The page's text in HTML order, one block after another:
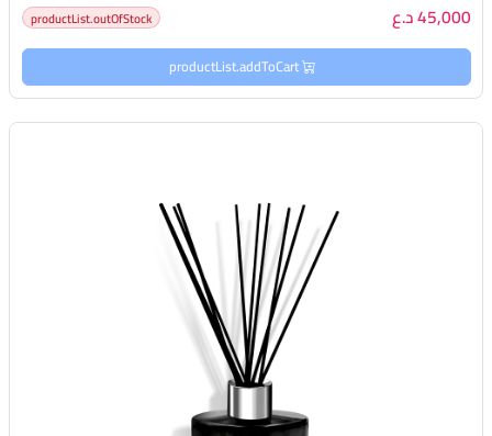
45,000 د.ع productList.outOfStock
productList.addToCart